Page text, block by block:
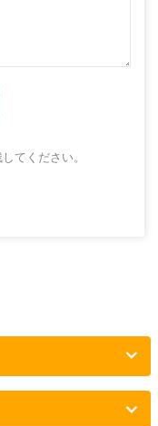
てください。